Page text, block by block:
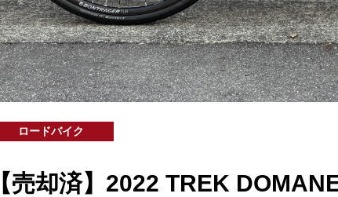
ロードバイク
【売却済】2022 TREK